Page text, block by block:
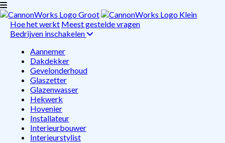
Hoe het werkt Meest gestelde vragen
Bedrijven inschakelen
Aannemer
Dakdekker
Gevelonderhoud
Glaszetter
Glazenwasser
Hekwerk
Hovenier
Installateur
Interieurbouwer
Interieurstylist